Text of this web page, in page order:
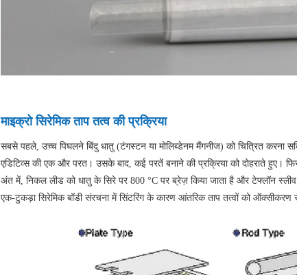
माइक्रो सिरेमिक ताप तत्व की प्रक्रिया
सबसे पहले, उच्च पिघलने बिंदु धातु (टंगस्टन या मोलिब्डेनम मैंगनीज) को चित्रित करना
एडिटिव्स की एक और परत। उसके बाद, कई परतें बनाने की प्रक्रिया को दोहराते हुए।
अंत में, निकल लीड को धातु के सिरे पर 800 °C पर ब्रेज़ किया जाता है और टेफ्लॉन
एक-टुकड़ा सिरेमिक बॉडी संरचना में सिंटरिंग के कारण आंतरिक ताप तत्वों को ऑक्सीकरण